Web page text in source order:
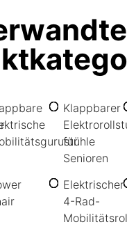
Klappbarer
für
Senioren
Elektrischer
4-Rad-